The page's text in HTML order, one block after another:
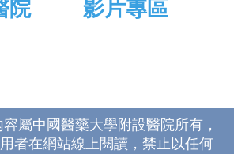
院 影片專區
屬中國醫藥大學附設醫院所有，
者在網站線上閱讀，禁止以任何